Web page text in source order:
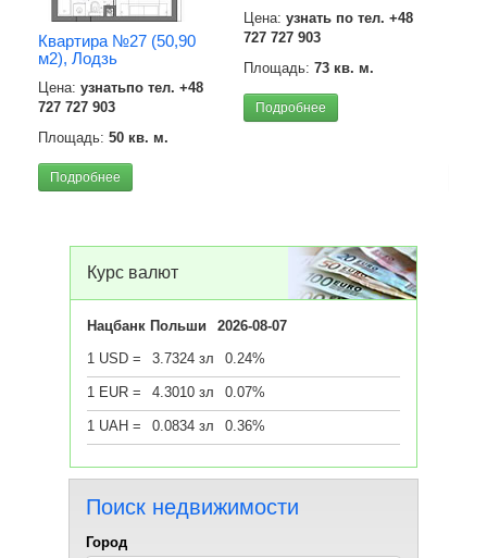
Квартира №27 (50,90
м2), Лодзь
Цена: узнатьпо тел. +48
727 727 903
Площадь: 50 кв. м.
Подробнее
Цена: узнать по тел. +48
727 727 903
Площадь: 73 кв. м.
Подробнее
Курс валют
Нацбанк Польши
2026-08-07
1 USD =
3.7324 зл 0.24%
1 EUR = 4.3010 зл 0.07%
1 UAH = 0.0834 зл 0.36%
Поиск недвижимости
Город